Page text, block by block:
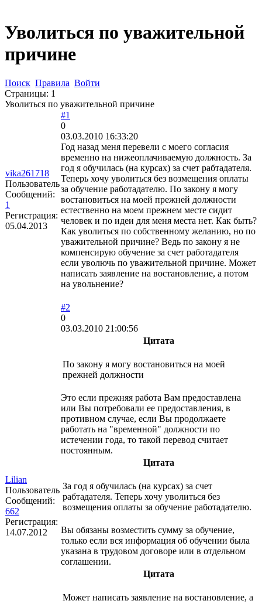
Уволиться по уважительной
причине
Поиск Правила Войти
Страницы: 1
Уволиться по уважительной причине
vika261718
Пользователь
Сообщений:
1
Регистрация:
05.04.2013
#1
0
03.03.2010 16:33:20
Год назад меня перевели с моего согласия
временно на нижеоплачиваемую должность. За
год я обучилась (на курсах) за счет рабтадателя.
Теперь хочу уволиться без возмещения оплаты
за обучение работадателю. По закону я могу
востановиться на моей прежней должности
естественно на моем прежнем месте сидит
человек и по идеи для меня места нет. Как быть?
Как уволиться по собственному желанию, но по
уважительной причине? Ведь по закону я не
компенсирую обучение за счет работадателя
если уволючь по уважительной причине. Может
написать заявление на востановление, а потом
на увольнение?
Lilian
Пользователь
Сообщений:
662
Регистрация:
14.07.2012
#2
0
03.03.2010 21:00:56
Цитата
По закону я могу востановиться на моей
прежней должности
Это если прежняя работа Вам предоставлена
или Вы потребовали ее предоставления, в
противном случае, если Вы продолжаете
работать на "временной" должности по
истечении года, то такой перевод считает
постоянным.
Цитата
За год я обучилась (на курсах) за счет
рабтадателя. Теперь хочу уволиться без
возмещения оплаты за обучение работадателю.
Вы обязаны возместить сумму за обучение,
только если вся информация об обучении была
указана в трудовом договоре или в отдельном
соглашении.
Цитата
Может написать заявление на востановление, а